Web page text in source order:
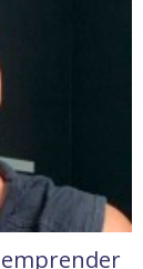
emprender